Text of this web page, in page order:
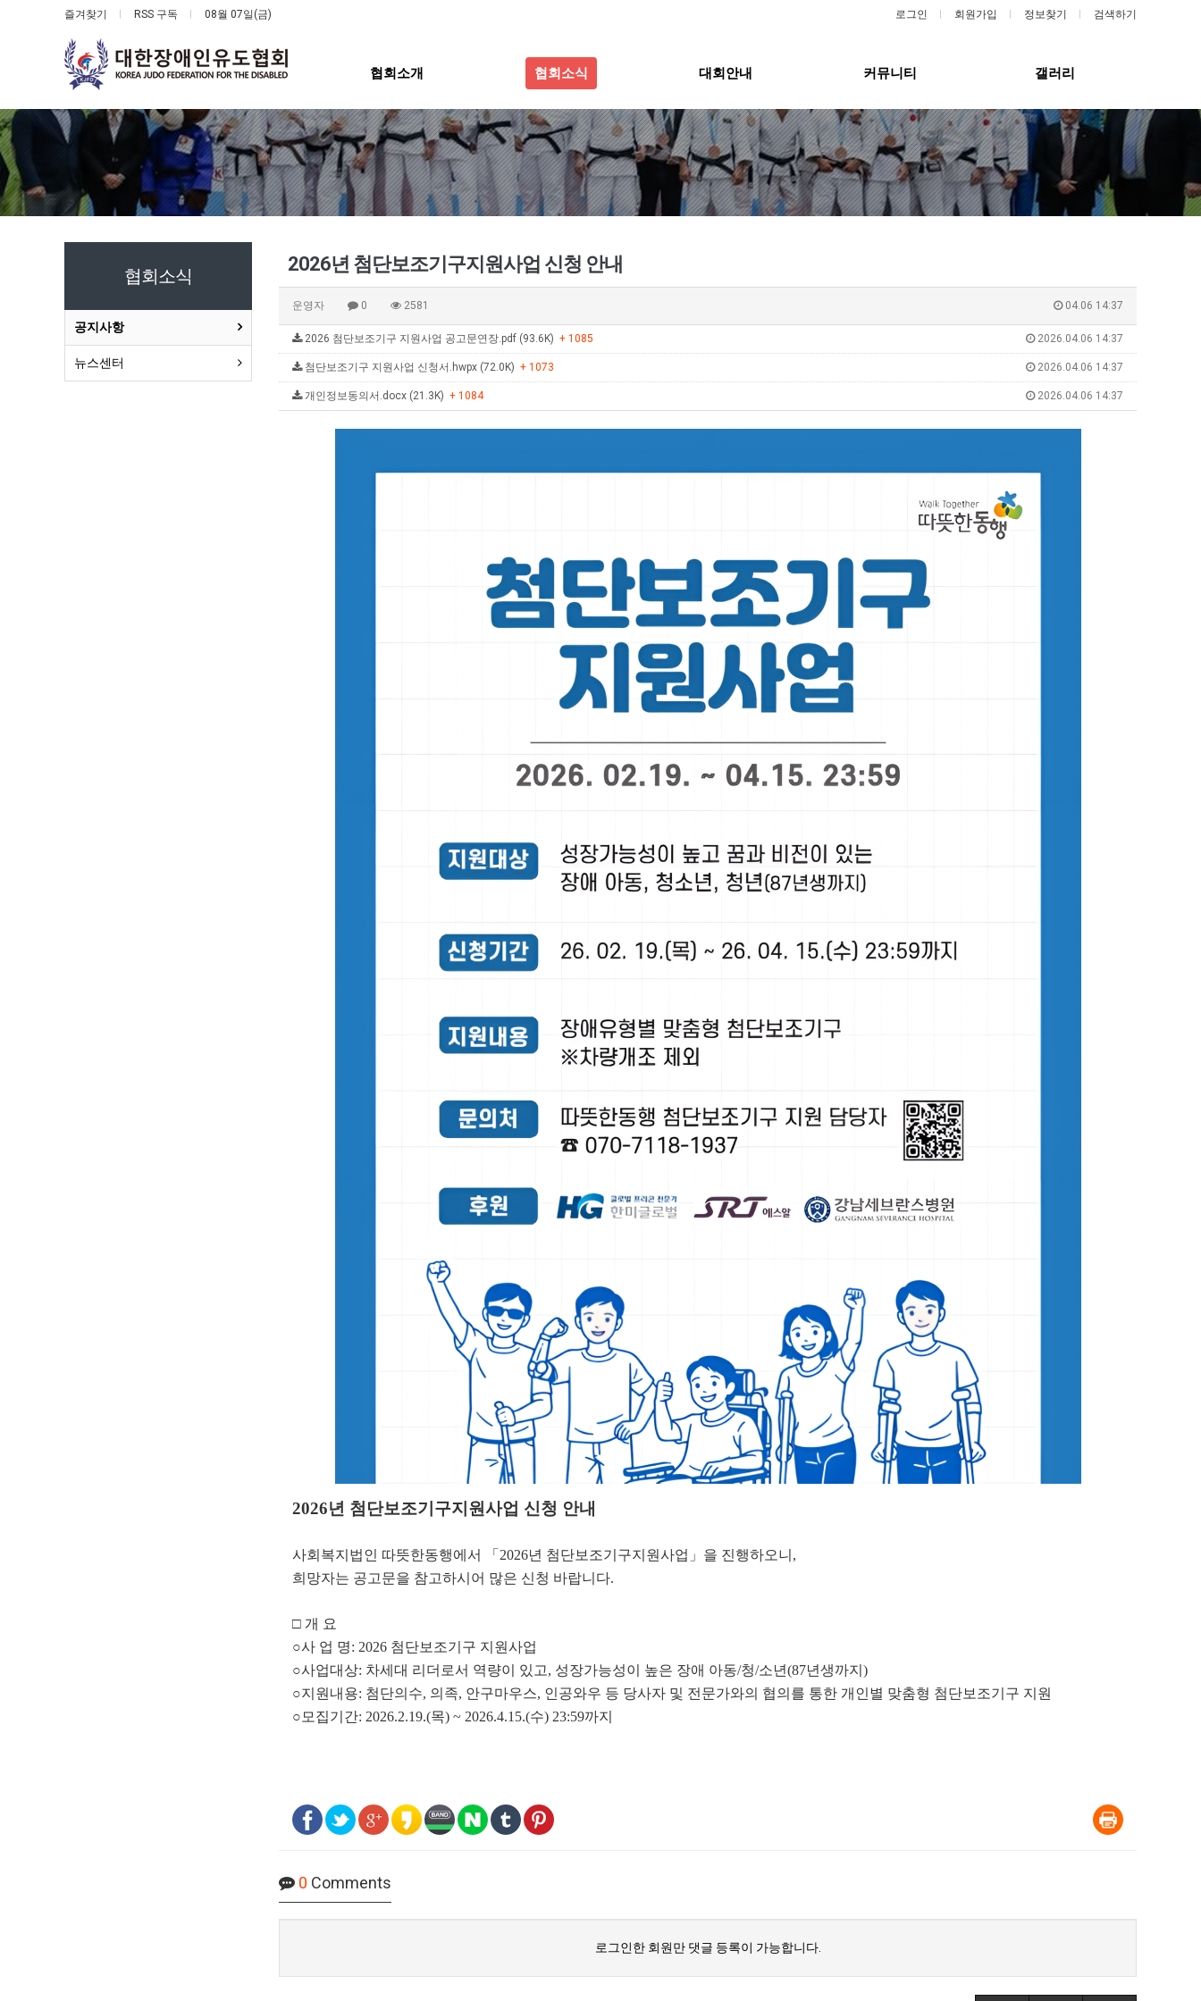
즐겨찾기 RSS 구독 08월 07일(금) 로그인 회원가입 정보찾기 검색하기
협회소개 협회소식 대회안내 커뮤니티 갤러리
2026년 첨단보조기구지원사업 신청 안내
운영자 0 2581 04.06 14:37
2026.04.06 14:37
2026 첨단보조기구 지원사업 공고문연장.pdf (93.6K) + 1085
2026.04.06 14:37
첨단보조기구 지원사업 신청서.hwpx (72.0K) + 1073
2026.04.06 14:37
개인정보동의서.docx (21.3K) + 1084
2026년 첨단보조기구지원사업 신청 안내
사회복지법인 따뜻한동행에서 「2026년 첨단보조기구지원사업」을 진행하오니,
희망자는 공고문을 참고하시어 많은 신청 바랍니다.
□ 개 요
○사 업 명: 2026 첨단보조기구 지원사업
○사업대상: 차세대 리더로서 역량이 있고, 성장가능성이 높은 장애 아동/청/소년(87년생까지)
○지원내용: 첨단의수, 의족, 안구마우스, 인공와우 등 당사자 및 전문가와의 협의를 통한 개인별 맞춤형 첨단보조기구 지원
○모집기간: 2026.2.19.(목) ~ 2026.4.15.(수) 23:59까지
0 Comments
로그인한 회원만 댓글 등록이 가능합니다.
협회소식
공지사항
뉴스센터